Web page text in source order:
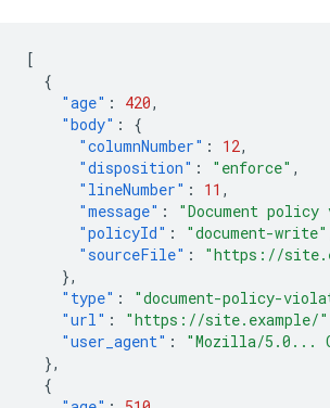
[
{
"age" : 420,
"body" :
{
"columnNumber" : 12,
"disposition" : "enforce" ,
"lineNumber" : 11 ,
"message" :
"Document
"policyId" : "document-write"
"sourceFile" :
"https://
},
"type" : "document-policy-
"url" : "https://site.example/"
"user_agent" :
"Mozilla/5.0...
},
{